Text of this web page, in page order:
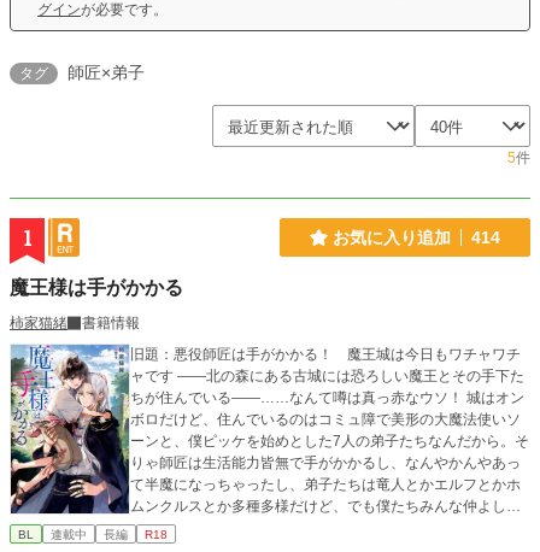
グインが必要です。
タグ 師匠×弟子
5件
1 お気に入り追加 414
魔王様は手がかかる
柿家猫緒
書籍情報
旧題：悪役師匠は手がかかる！ 魔王城は今日もワチャワチ
ャです ――北の森にある古城には恐ろしい魔王とその手下た
ちが住んでいる――……なんて噂は真っ赤なウソ！ 城はオン
ボロだけど、住んでいるのはコミュ障で美形の大魔法使いソ
ーンと、僕ピッケを始めとした7人の弟子たちなんだから。そ
りゃ師匠は生活能力皆無で手がかかるし、なんやかんやあっ
て半魔になっちゃったし、弟子たちは竜人とかエルフとかホ
ムンクルスとか多種多様だけど、でも僕たちみんな仲よしで
悪者じゃないよ。だから勇者様、討伐しないで！ これは、異
BL 連載中 長編 R18